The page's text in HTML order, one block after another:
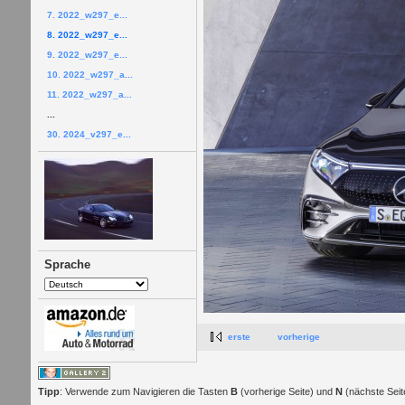
7. 2022_w297_e...
8. 2022_w297_e...
9. 2022_w297_e...
10. 2022_w297_a...
11. 2022_w297_a...
30. 2024_v297_e...
Sprache
erste vorherige
Tipp: Verwende zum Navigieren die Tasten B(vorherige Seite) und N(nächste